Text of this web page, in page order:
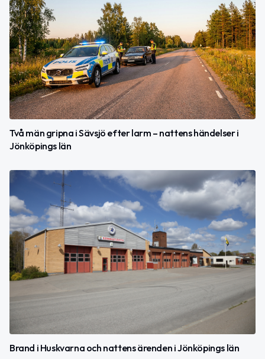
Två män gripna i Sävsjö efter larm – nattens händelser i
Jönköpings län
Brand i Huskvarna och nattens ärenden i Jönköpings län